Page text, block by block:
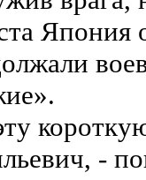
Япония
-